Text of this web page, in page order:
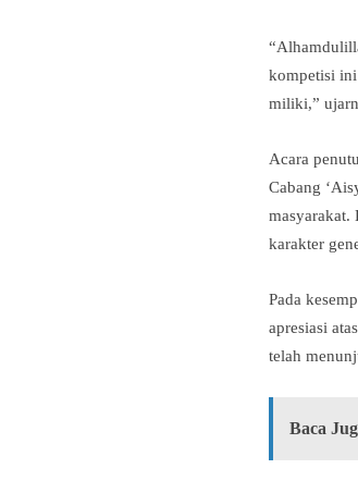
kompetisi ini
miliki,”
Acara
Cabang
masyarakat.
karakter
Pada
apresiasi
telah
Baca